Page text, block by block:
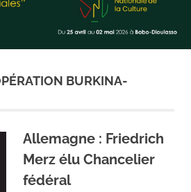
BURKINA-
Allemagne : Friedrich
Merz élu Chancelier
fédéral